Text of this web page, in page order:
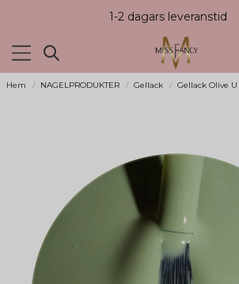
1-2 dagars leveranstid
Hem NAGELPRODUKTER Gellack Gellack Olive U